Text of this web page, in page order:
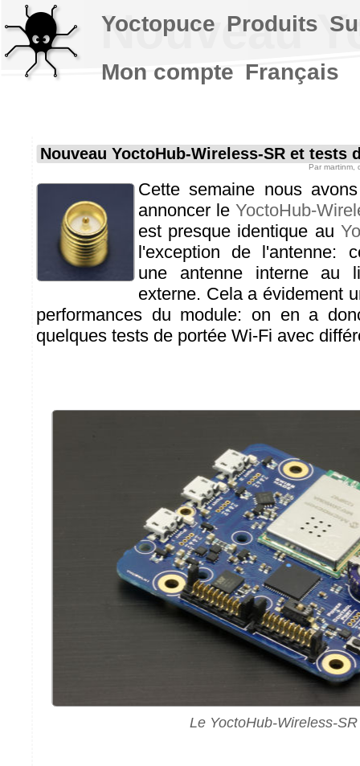
Nouveau
Nouveau YoctoHub-Wireless-SR et tests
Par martinm
Cette semaine nous
annoncer le YoctoHub-
est presque identique au
l'exception de l'antenne:
une antenne interne au
externe. Cela a évidement
performances du module: on en a
quelques tests de portée Wi-Fi avec
Le YoctoHub-Wireless-SR
Yoctopuce Produits
Mon compte Français